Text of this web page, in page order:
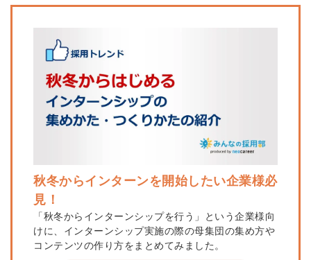
秋冬からインターンを開始したい企業様必
見！
「秋冬からインターンシップを行う」という企業様向
けに、インターンシップ実施の際の母集団の集め方や
コンテンツの作り方をまとめてみました。